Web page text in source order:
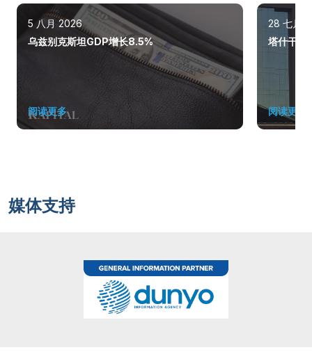
5 八月 2026
乌兹别克斯坦GDP增长8.5%
阅读更多
28 七月
塔什干巩
阅读更多
媒体支持